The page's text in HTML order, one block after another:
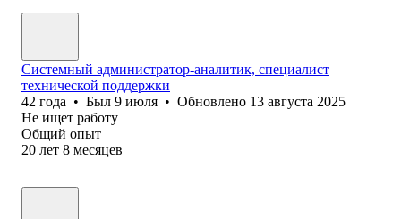
Системный администратор-аналитик, специалист
технической поддержки
42 года • Был 9 июля • Обновлено 13 августа 2025
Не ищет работу
Общий опыт
20 лет 8 месяцев